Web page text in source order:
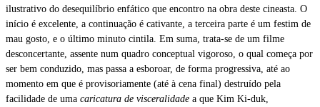
ilustrativo do desequilíbrio enfático que encontro na obra deste cineasta. O
início é excelente, a continuação é cativante, a terceira parte é um festim de
mau gosto, e o último minuto cintila. Em suma, trata-se de um filme
desconcertante, assente num quadro conceptual vigoroso, o qual começa por
ser bem conduzido, mas passa a esboroar, de forma progressiva, até ao
momento em que é provisoriamente (até à cena final) destruído pela
facilidade de uma caricatura de visceralidade a que Kim Ki-duk,